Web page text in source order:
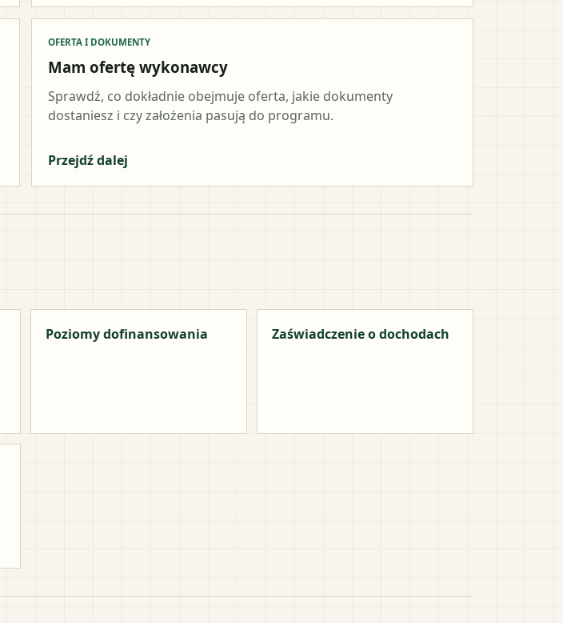
OFERTA I DOKUMENTY
Mam ofertę wykonawcy
Sprawdź, co dokładnie obejmuje oferta, jakie dokumenty
dostaniesz i czy założenia pasują do programu.
Przejdź dalej
Poziomy dofinansowania Zaświadczenie o dochodach